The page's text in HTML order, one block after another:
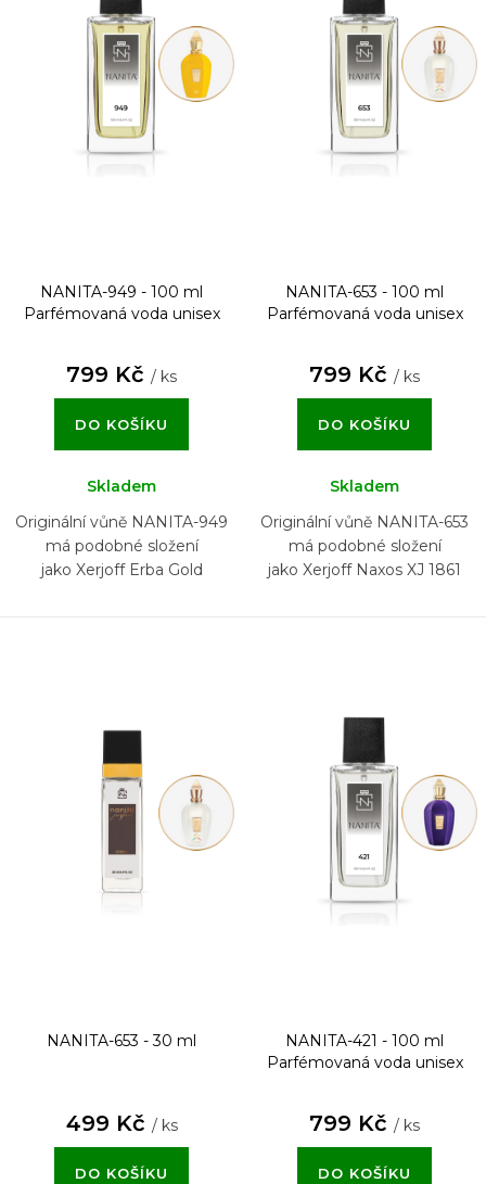
NANITA-949 - 100 ml
Parfémovaná voda unisex
799 Kč / ks
DO KOŠÍKU
Skladem
Originální vůně NANITA-949
má podobné složení
jako Xerjoff Erba Gold
NANITA-653 - 100 ml
Parfémovaná voda unisex
799 Kč / ks
DO KOŠÍKU
Skladem
Originální vůně NANITA-653
má podobné složení
jako Xerjoff Naxos XJ 1861
NANITA-653 - 30 ml
499 Kč / ks
DO KOŠÍKU
NANITA-421 - 100 ml
Parfémovaná voda unisex
799 Kč / ks
DO KOŠÍKU